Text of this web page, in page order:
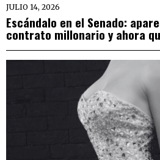
JULIO 14, 2026
Escándalo en el Senado:
contrato millonario y ahora